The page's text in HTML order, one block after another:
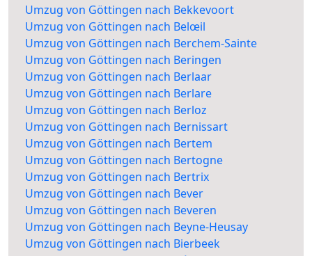
Umzug von Göttingen nach Bekkevoort
Umzug von Göttingen nach Belœil
Umzug von Göttingen nach Berchem-Sainte
Umzug von Göttingen nach Beringen
Umzug von Göttingen nach Berlaar
Umzug von Göttingen nach Berlare
Umzug von Göttingen nach Berloz
Umzug von Göttingen nach Bernissart
Umzug von Göttingen nach Bertem
Umzug von Göttingen nach Bertogne
Umzug von Göttingen nach Bertrix
Umzug von Göttingen nach Bever
Umzug von Göttingen nach Beveren
Umzug von Göttingen nach Beyne-Heusay
Umzug von Göttingen nach Bierbeek